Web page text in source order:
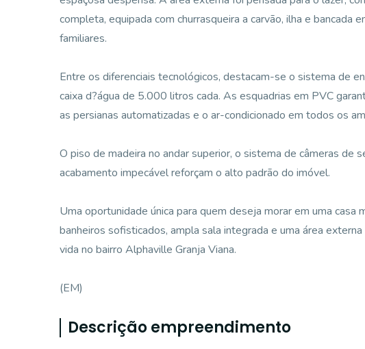
completa, equipada com churrasqueira a carvão, ilha e bancada
familiares.
Entre os diferenciais tecnológicos, destacam-se o sistema de
caixa d?água de 5.000 litros cada. As esquadrias em PVC
as persianas automatizadas e o ar-condicionado em todos os
O piso de madeira no andar superior, o sistema de câmeras de
acabamento impecável reforçam o alto padrão do imóvel.
Uma oportunidade única para quem deseja morar em uma casa
banheiros sofisticados, ampla sala integrada e uma área
vida no bairro Alphaville Granja Viana.
(EM)
Descrição empreendimento